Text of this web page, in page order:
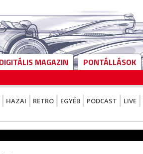
DIGITÁLIS MAGAZIN PONTÁLLÁSOK
HAZAI RETRO EGYÉB PODCAST LIVE